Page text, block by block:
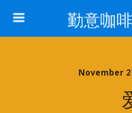
勤意咖啡
November